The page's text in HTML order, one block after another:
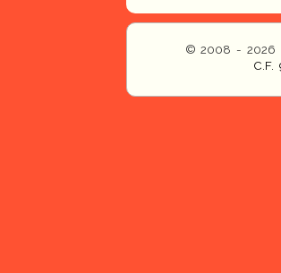
© 2008 - 2026
C.F.